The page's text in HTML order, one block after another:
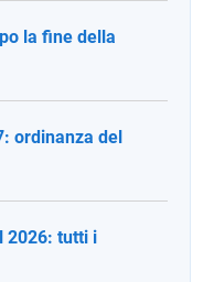
la fine della
ordinanza del
2026: tutti i